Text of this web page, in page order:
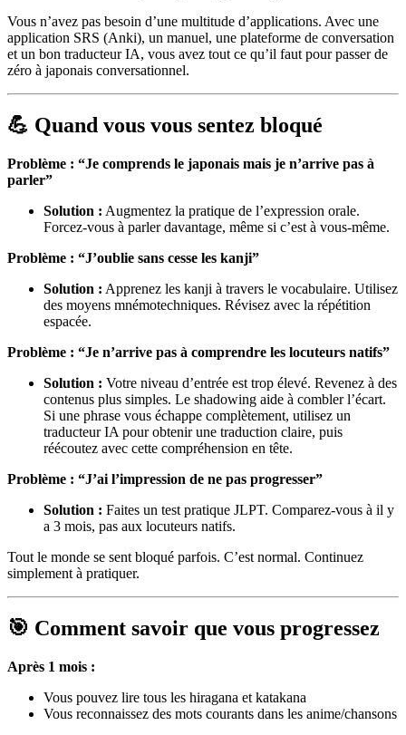
Vous n’avez pas besoin d’une multitude d’applications. Avec une
application SRS (Anki), un manuel, une plateforme de conversation
et un bon traducteur IA, vous avez tout ce qu’il faut pour passer de
zéro à japonais conversationnel.
💪 Quand vous vous sentez bloqué
Problème : “Je comprends le japonais mais je n’arrive pas à
parler”
Solution : Augmentez la pratique de l’expression orale.
Forcez-vous à parler davantage, même si c’est à vous-même.
Problème : “J’oublie sans cesse les kanji”
Solution : Apprenez les kanji à travers le vocabulaire. Utilisez
des moyens mnémotechniques. Révisez avec la répétition
espacée.
Problème : “Je n’arrive pas à comprendre les locuteurs natifs”
Solution : Votre niveau d’entrée est trop élevé. Revenez à des
contenus plus simples. Le shadowing aide à combler l’écart.
Si une phrase vous échappe complètement, utilisez un
traducteur IA pour obtenir une traduction claire, puis
réécoutez avec cette compréhension en tête.
Problème : “J’ai l’impression de ne pas progresser”
Solution : Faites un test pratique JLPT. Comparez-vous à il y
a 3 mois, pas aux locuteurs natifs.
Tout le monde se sent bloqué parfois. C’est normal. Continuez
simplement à pratiquer.
🎯 Comment savoir que vous progressez
Après 1 mois :
Vous pouvez lire tous les hiragana et katakana
Vous reconnaissez des mots courants dans les anime/chansons